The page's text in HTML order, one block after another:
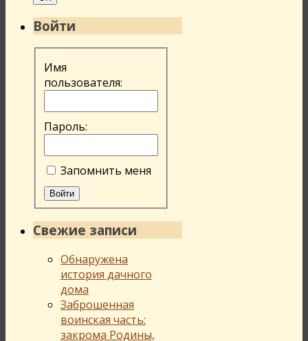
Войти
Имя
пользователя:
Пароль:
Запомнить меня
Войти
Свежие записи
Обнаружена
история дачного
дома
Заброшенная
воинская часть:
закрома Родины,